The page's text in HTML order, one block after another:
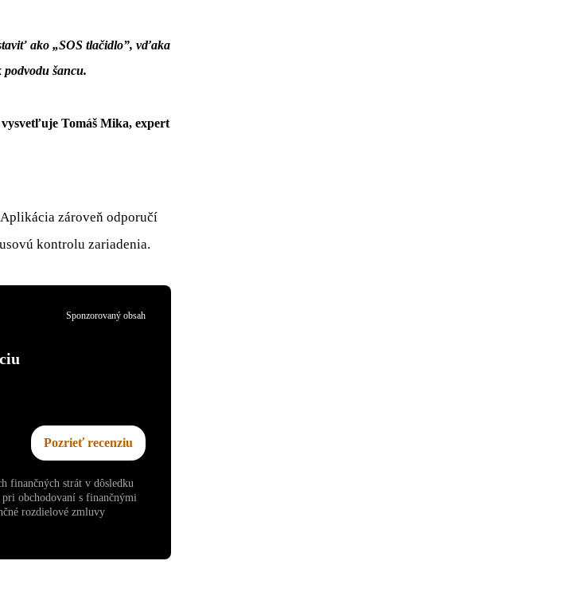
ako „SOS tlačidlo”, vďaka
šancu.
vysvetľuje Tomáš Mika, expert
Aplikácia zároveň odporučí
kontrolu zariadenia.
Pozrieť recenziu
Sponzorovaný obsah
finančných strát v dôsledku
obchodovaní s finančnými
rozdielové zmluvy